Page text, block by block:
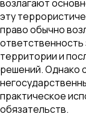
возлагают
эту
право обычно
территории и
решений. Однако
практическое
обязательств.